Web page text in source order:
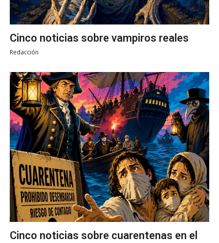
Cinco noticias sobre vampiros reales
Redacción
Cinco noticias sobre cuarentenas en el